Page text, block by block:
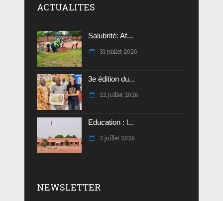
ACTUALITES
Salubrité: Af...
31 juillet 2026
3e édition du...
22 juillet 2026
Education : l...
3 juillet 2026
NEWSLETTER